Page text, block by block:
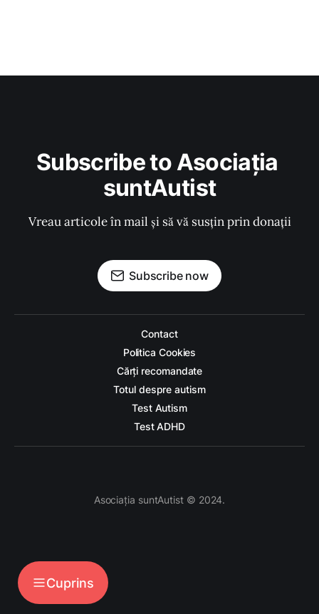
Cuprins
Subscribe to Asociația
suntAutist
Vreau articole în mail și să vă susțin prin donații
Subscribe now
Contact
Politica Cookies
Cărți recomandate
Totul despre autism
Test Autism
Test ADHD
Asociația suntAutist © 2024.